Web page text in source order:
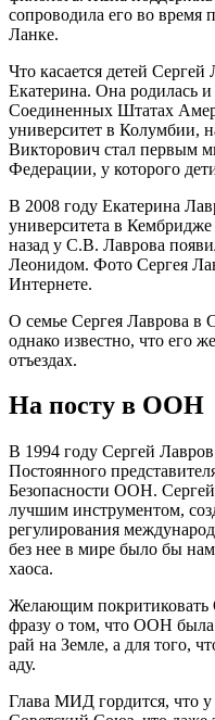
сопроводила его во
Ланке.
Что касается детей Сергей
Екатерина. Она родилась
Соединенных Штатах
университет в Колумбии,
Викторович стал первым
Федерации, у которого
В 2008 году Екатерина
университета в
назад у С.В. Лаврова
Леонидом. Фото Сергея
Интернете.
О семье Сергея Лаврова в
однако известно, что его
отъездах.
На посту в ООН
В 1994 году Сергей
Постоянного
Безопасности ООН.
лучшим инструментом,
регулирования
без нее в мире было бы
хаоса.
Желающим
фразу о том, что ООН была
рай на Земле, а для того,
аду.
Глава МИД гордится, что у